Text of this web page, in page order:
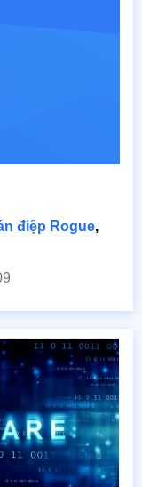
điệp Rogue,